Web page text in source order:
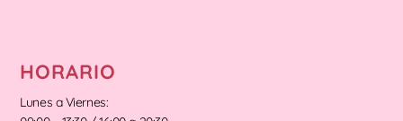
HORARIO
Lunes a Viernes: